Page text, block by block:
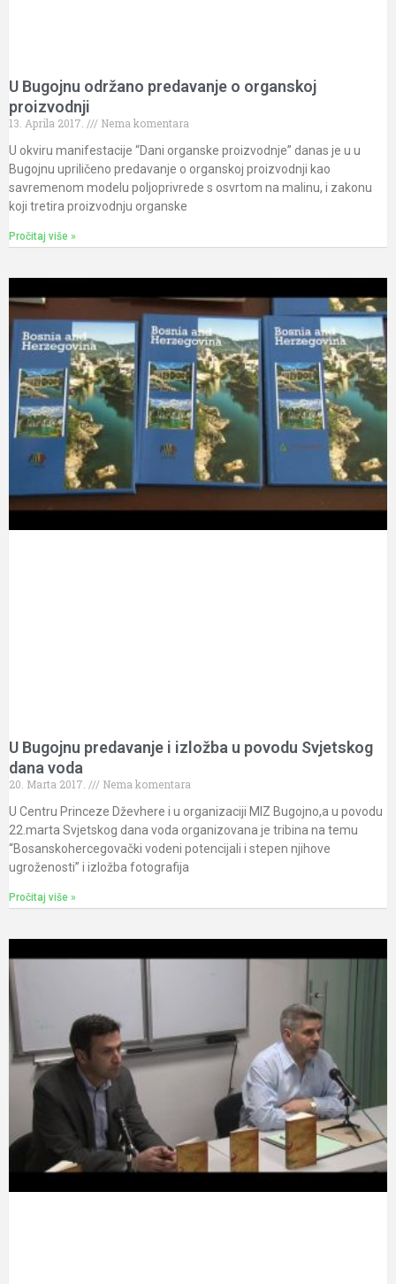
U Bugojnu održano predavanje o organskoj
proizvodnji
13. Aprila 2017.
Nema komentara
U okviru manifestacije “Dani organske proizvodnje” danas je u u
Bugojnu upriličeno predavanje o organskoj proizvodnji kao
savremenom modelu poljoprivrede s osvrtom na malinu, i zakonu
koji tretira proizvodnju organske
Pročitaj više »
U Bugojnu predavanje i izložba u povodu Svjetskog
dana voda
20. Marta 2017.
Nema komentara
U Centru Princeze Dževhere i u organizaciji MIZ Bugojno,a u povodu
22.marta Svjetskog dana voda organizovana je tribina na temu
“Bosanskohercegovački vodeni potencijali i stepen njihove
ugroženosti” i izložba fotografija
Pročitaj više »